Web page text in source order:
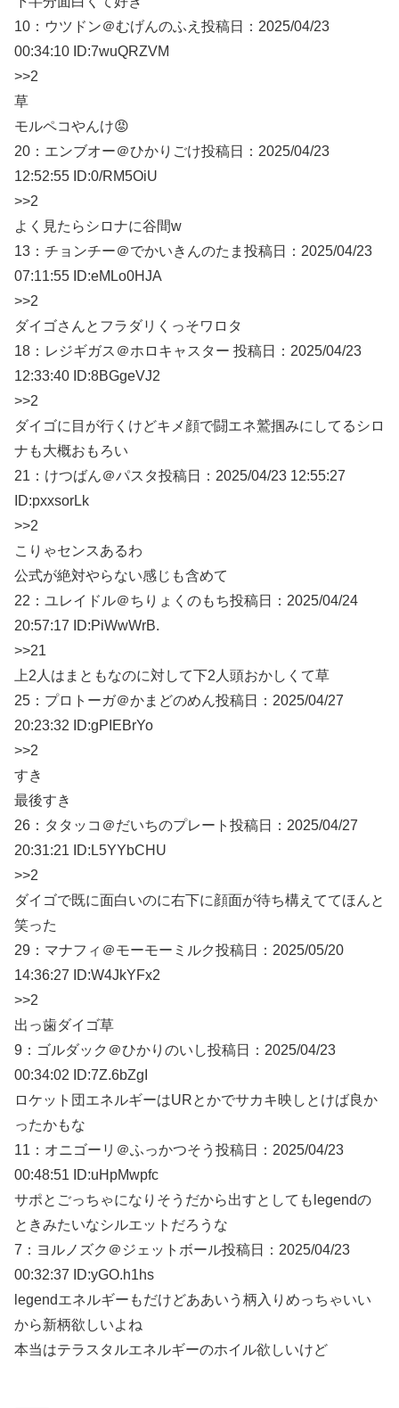
10： ウツドン＠むげんのふえ 投稿日：2025/04/23
00:34:10 ID:7wuQRZVM
>>2
草
モルペコやんけ😡
20： エンブオー＠ひかりごけ投稿日：2025/04/23
12:52:55 ID:0/RM5OiU
>>2
よく見たらシロナに谷間w
13： チョンチー＠でかいきんのたま 投稿日：2025/04/23
07:11:55 ID:eMLo0HJA
>>2
ダイゴさんとフラダリくっそワロタ
18： レジギガス＠ホロキャスター 投稿日：2025/04/23
12:33:40 ID:8BGgeVJ2
>>2
ダイゴに目が行くけどキメ顔で闘エネ鷲掴みにしてるシロ
ナも大概おもろい
21： けつばん＠パスタ投稿日：2025/04/23 12:55:27
ID:pxxsorLk
>>2
こりゃセンスあるわ
公式が絶対やらない感じも含めて
22： ユレイドル＠ちりょくのもち投稿日：2025/04/24
20:57:17 ID:PiWwWrB.
>>21
上2人はまともなのに対して下2人頭おかしくて草
25： プロトーガ＠かまどのめん投稿日：2025/04/27
20:23:32 ID:gPIEBrYo
>>2
すき
最後すき
26： タタッコ＠だいちのプレート 投稿日：2025/04/27
20:31:21 ID:L5YYbCHU
>>2
ダイゴで既に面白いのに右下に顔面が待ち構えててほんと
笑った
29： マナフィ＠モーモーミルク投稿日：2025/05/20
14:36:27 ID:W4JkYFx2
>>2
出っ歯ダイゴ草
9： ゴルダック＠ひかりのいし投稿日：2025/04/23
00:34:02 ID:7Z.6bZgI
ロケット団エネルギーはURとかでサカキ映しとけば良か
ったかもな
11： オニゴーリ＠ふっかつそう 投稿日：2025/04/23
00:48:51 ID:uHpMwpfc
サポとごっちゃになりそうだから出すとしてもlegendの
ときみたいなシルエットだろうな
7： ヨルノズク＠ジェットボール投稿日：2025/04/23
00:32:37 ID:yGO.h1hs
legendエネルギーもだけどああいう柄入りめっちゃいい
から新柄欲しいよね
本当はテラスタルエネルギーのホイル欲しいけど